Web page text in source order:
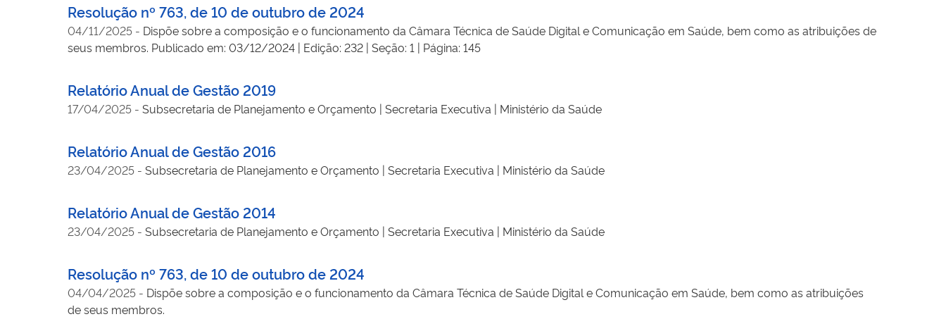
Resolução nº 763, de 10 de outubro de 2024
04/11/2025 - Dispõe sobre a composição e o funcionamento da Câmara Técnica de Saúde Digital e Comunicação em Saúde, bem como as atribuições de
seus membros. Publicado em: 03/12/2024 | Edição: 232 | Seção: 1 | Página: 145
Relatório Anual de Gestão 2019
17/04/2025 - Subsecretaria de Planejamento e Orçamento | Secretaria Executiva | Ministério da Saúde
Relatório Anual de Gestão 2016
23/04/2025 - Subsecretaria de Planejamento e Orçamento | Secretaria Executiva | Ministério da Saúde
Relatório Anual de Gestão 2014
23/04/2025 - Subsecretaria de Planejamento e Orçamento | Secretaria Executiva | Ministério da Saúde
Resolução nº 763, de 10 de outubro de 2024
04/04/2025 - Dispõe sobre a composição e o funcionamento da Câmara Técnica de Saúde Digital e Comunicação em Saúde, bem como as atribuições
de seus membros.